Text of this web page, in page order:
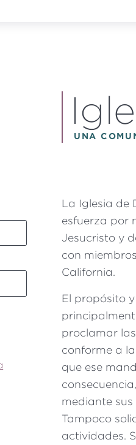
UNA
La Iglesia de
esfuerza por
Jesucristo y
con
California.
El propósito
proclamar
conforme a
que ese
mediante
Tampoco
actividades.